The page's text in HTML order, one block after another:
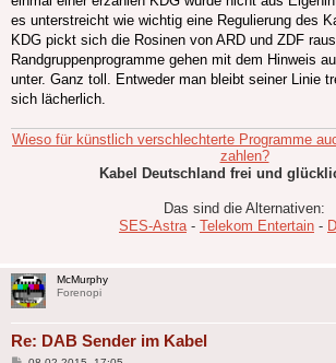
es unterstreicht wie wichtig eine Regulierung des
KDG pickt sich die Rosinen von ARD und ZDF raus,
Randgruppenprogramme gehen mit dem Hinweis
unter. Ganz toll. Entweder man bleibt seiner Linie
sich lächerlich.
Wieso für künstlich verschlechterte Programme
zahlen?
Kabel Deutschland frei und
Das sind die Alternativen:
SES-Astra- Telekom Entertain -
McMurphy
Forenopi
Re: DAB Sender im Kabel